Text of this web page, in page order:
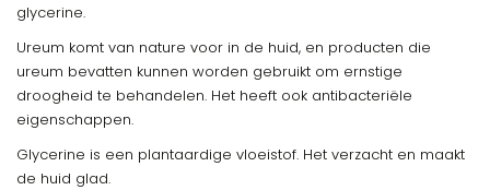
glycerine.
Ureum komt van nature voor in de huid, en producten die
ureum bevatten kunnen worden gebruikt om ernstige
droogheid te behandelen. Het heeft ook antibacteriële
eigenschappen.
Glycerine is een plantaardige vloeistof. Het verzacht en maakt
de huid glad.